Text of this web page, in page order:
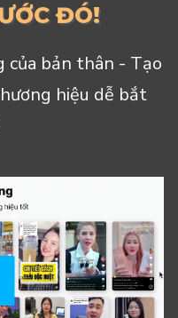
ĐÓ!
của bản thân - Tạo
hiệu dễ bắt